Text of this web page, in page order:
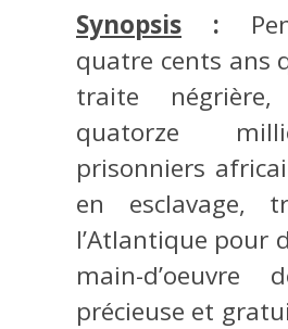
Synopsis :
quatre cents ans
traite
quatorze
prisonniers
en esclavage,
l’Atlantique pour
main-d’oeuvre
précieuse et